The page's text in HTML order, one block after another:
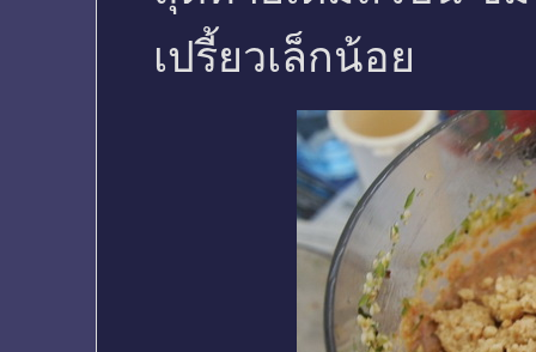
เปรี้ยวเล็กน้อย